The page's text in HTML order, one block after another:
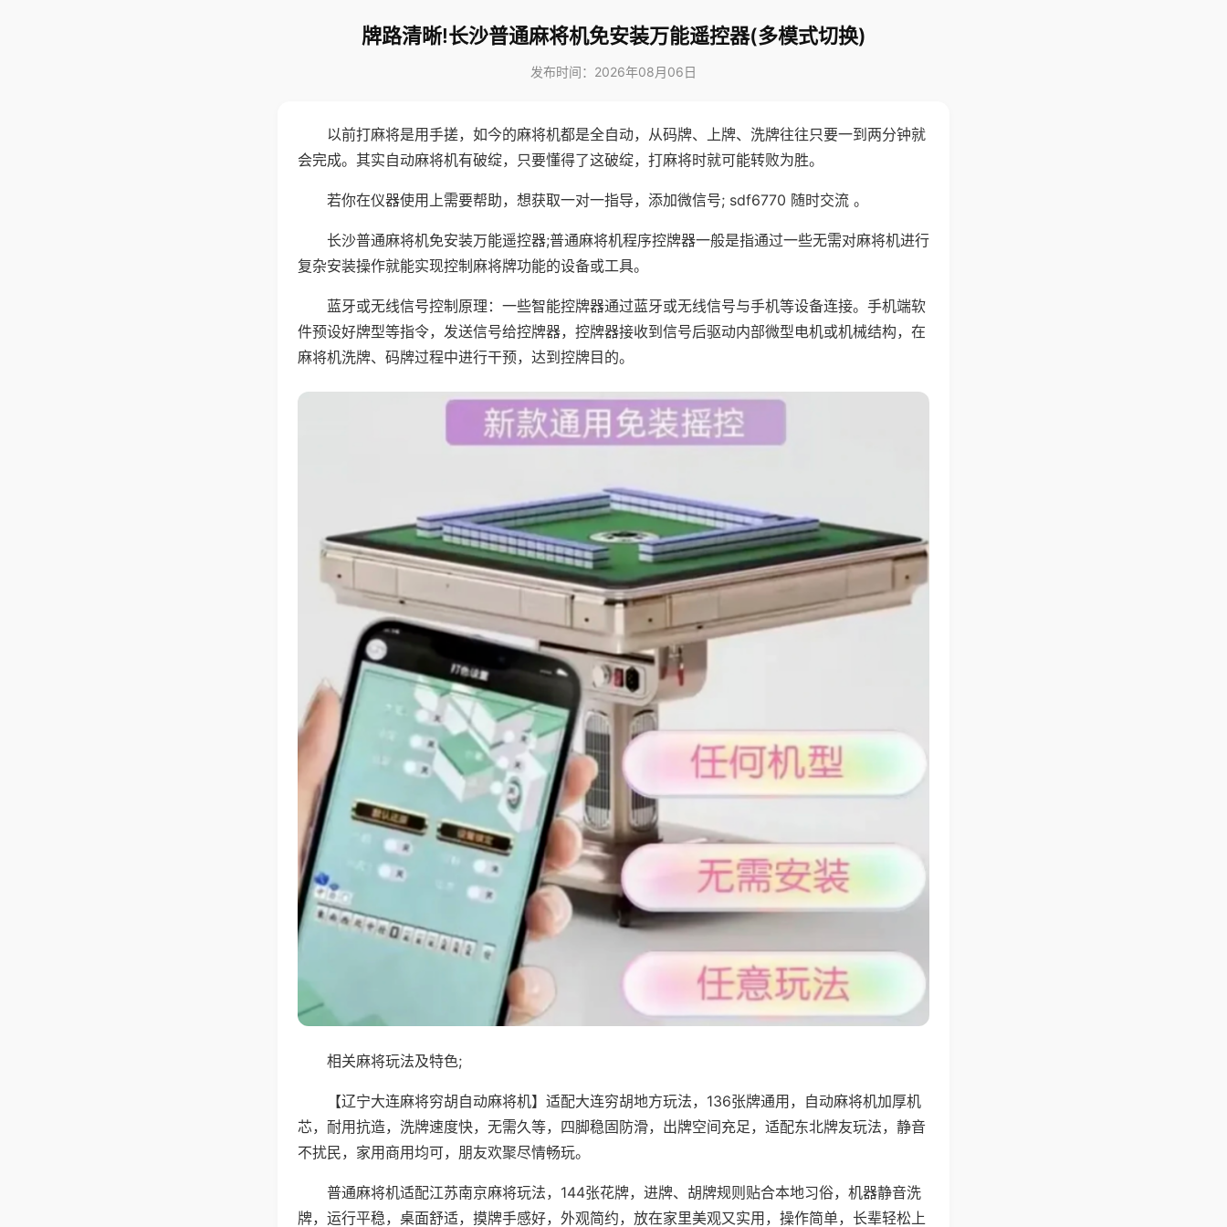
牌路清晰!长沙普通麻将机免安装万能遥控器(多模式切换)
发布时间：2026年08月06日
以前打麻将是用手搓，如今的麻将机都是全自动，从码牌、上牌、洗牌往往只要一到两分钟就
会完成。其实自动麻将机有破绽，只要懂得了这破绽，打麻将时就可能转败为胜。
若你在仪器使用上需要帮助，想获取一对一指导，添加微信号; sdf6770 随时交流 。
长沙普通麻将机免安装万能遥控器;普通麻将机程序控牌器一般是指通过一些无需对麻将机进行
复杂安装操作就能实现控制麻将牌功能的设备或工具。
蓝牙或无线信号控制原理：一些智能控牌器通过蓝牙或无线信号与手机等设备连接。手机端软
件预设好牌型等指令，发送信号给控牌器，控牌器接收到信号后驱动内部微型电机或机械结构，在
麻将机洗牌、码牌过程中进行干预，达到控牌目的。
相关麻将玩法及特色;
【辽宁大连麻将穷胡自动麻将机】适配大连穷胡地方玩法，136张牌通用，自动麻将机加厚机
芯，耐用抗造，洗牌速度快，无需久等，四脚稳固防滑，出牌空间充足，适配东北牌友玩法，静音
不扰民，家用商用均可，朋友欢聚尽情畅玩。
普通麻将机适配江苏南京麻将玩法，144张花牌，进牌、胡牌规则贴合本地习俗，机器静音洗
牌，运行平稳，桌面舒适，摸牌手感好，外观简约，放在家里美观又实用，操作简单，长辈轻松上